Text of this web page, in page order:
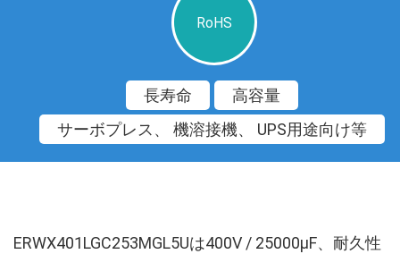
RoHS
長寿命
高容量
サーボプレス、 機溶接機、 UPS用途向け等
ERWX401LGC253MGL5Uは400V / 25000µF、耐久性